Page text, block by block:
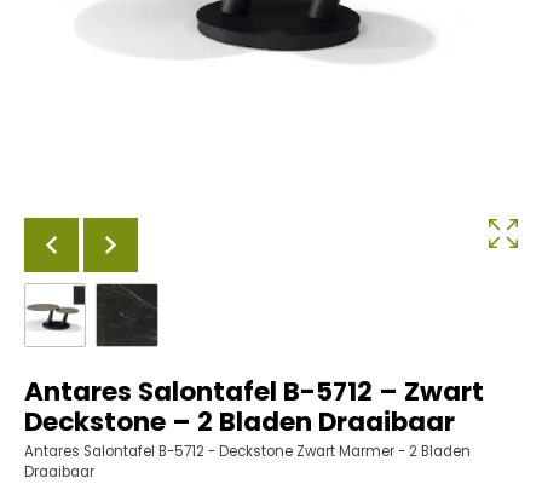
Antares Salontafel B-5712 – Zwart
Deckstone – 2 Bladen Draaibaar
Antares Salontafel B-5712 - Deckstone Zwart Marmer - 2 Bladen
Draaibaar